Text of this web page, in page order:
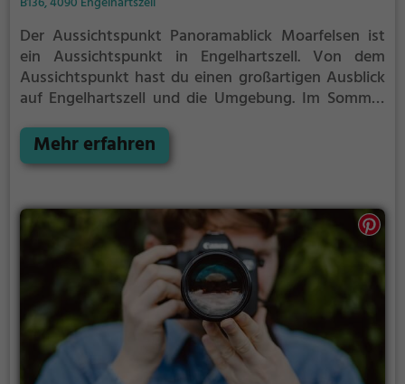
Der Aussichtspunkt Panoramablick Moarfelsen ist
ein Aussichtspunkt in Engelhartszell. Von dem
Aussichtspunkt hast du einen großartigen Ausblick
auf Engelhartszell und die Umgebung. Im Sommer
ein schönes Ausflugsziel für Familienausflüge,
Wanderungen oder zum Picknicken und lockt an
Region an.
Mehr erfahren